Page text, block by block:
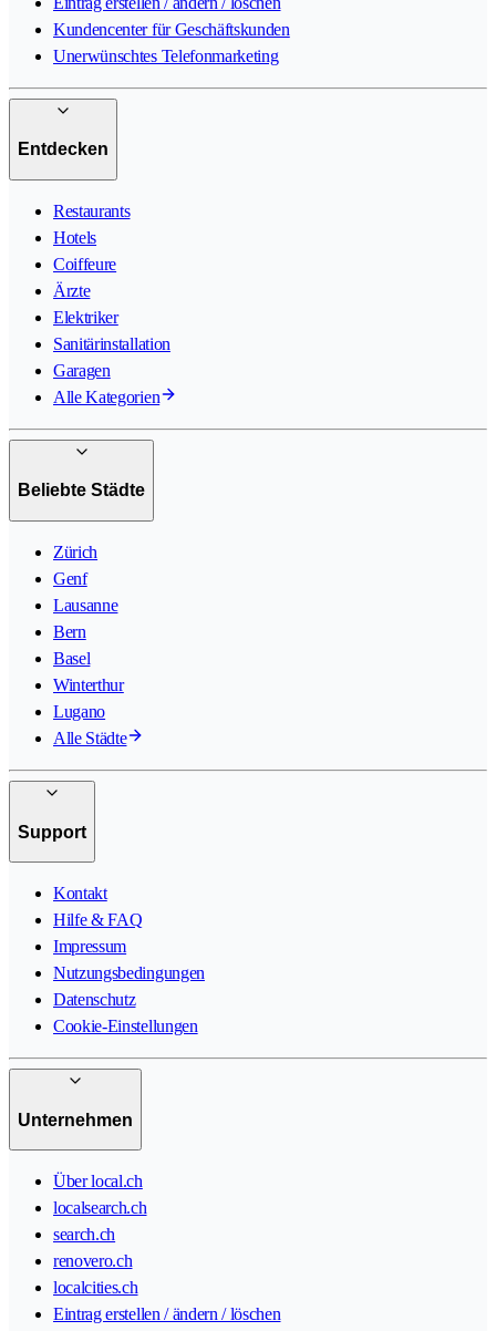
Kundencenter für Geschäftskunden
Unerwünschtes Telefonmarketing
Entdecken
Restaurants
Hotels
Coiffeure
Ärzte
Elektriker
Sanitärinstallation
Garagen
Alle Kategorien
Beliebte Städte
Zürich
Genf
Lausanne
Bern
Basel
Winterthur
Lugano
Alle Städte
Support
Kontakt
Hilfe & FAQ
Impressum
Nutzungsbedingungen
Datenschutz
Cookie-Einstellungen
Unternehmen
Über local.ch
localsearch.ch
search.ch
renovero.ch
localcities.ch
Eintrag erstellen / ändern / löschen